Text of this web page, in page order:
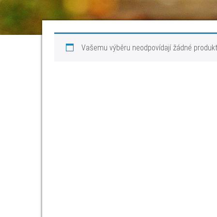
Vašemu výběru neodpovídají žádné